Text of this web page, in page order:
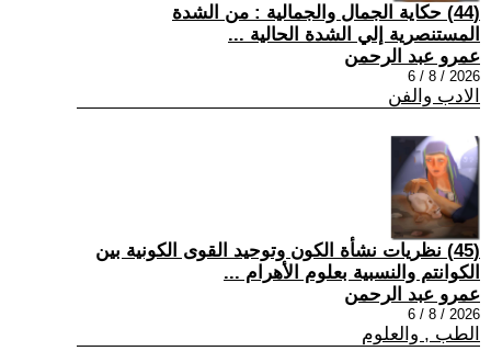
(44) حكاية الجمال والجمالية : من الشدة
المستنصرية إلي الشدة الحالية ...
عمرو عبد الرحمن
2026 / 8 / 6
الادب والفن
(45) نظريات نشأة الكون وتوحيد القوى الكونية بين
الكوانتم والنسبية بعلوم الأهرام ...
عمرو عبد الرحمن
2026 / 8 / 6
الطب , والعلوم